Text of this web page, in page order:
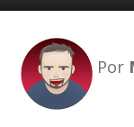
Por